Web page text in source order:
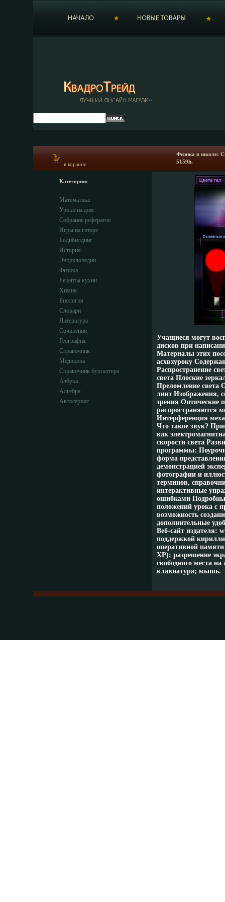
в корзине
Физика в школе:
5159h.
Категории:
Математика
Уроки на дом
Собрание рефератов
Игры на гитаре
Бодибилдинг
История
Энциклопедии
Физика
Рецепты кухни
Химия
Биология
Словари
Литература
Сочинении
География
Справочник
Медицина
Справочник бухгалтера
Азбука
Алгебра
Автосервис
Учащиеся могут
дисков при
Материалы этих
асхвхуроку
Распространение
света Плоские
Преломление света
линз Изображения,
зрения Оптические
распространяются
Интерференция
Что такое звук?
как
скорости света
программы:
форма
демонстрацией
фотографии и
терминов,
интерактивные
ошибками
положений урока с
возможность
дополнительные
Веб-сайт издателя:
поддержкой
оперативной
XP); разрешение
свободного места
клавиатура; мышь.